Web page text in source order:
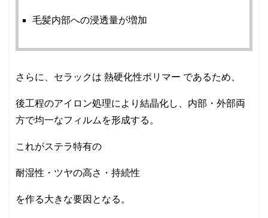
毛髪内部への浸透量が増加
さらに、セラックは 熱硬化性ポリマー であるため、
後工程のアイロン処理により結晶化し、内部・外部両
方で均一なフィルムを形成する。
これがステラ特有の
耐湿性・ツヤの高さ・持続性
を作る大きな要因となる。